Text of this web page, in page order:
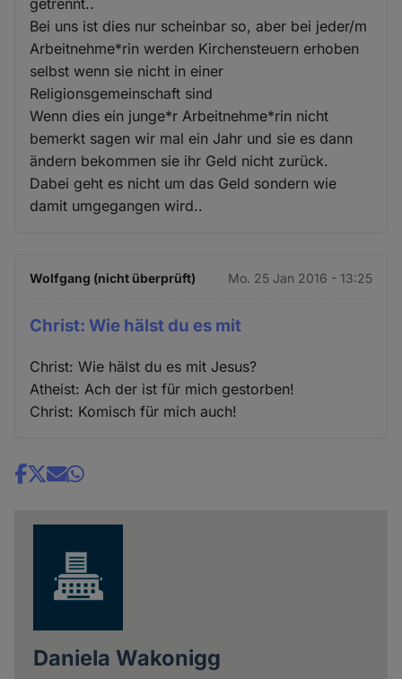
Bei uns ist dies nur scheinbar so, aber bei jeder/m
Arbeitnehme*rin werden Kirchensteuern erhoben
selbst wenn sie nicht in einer
Religionsgemeinschaft sind
Wenn dies ein junge*r Arbeitnehme*rin nicht
bemerkt sagen wir mal ein Jahr und sie es dann
ändern bekommen sie ihr Geld nicht zurück.
Dabei geht es nicht um das Geld sondern wie
damit umgegangen wird..
Wolfgang (nicht überprüft) Mo. 25 Jan 2016 - 13:25
Christ: Wie hälst du es mit
Christ: Wie hälst du es mit Jesus?
Atheist: Ach der ist für mich gestorben!
Christ: Komisch für mich auch!
Share
Daniela Wakonigg